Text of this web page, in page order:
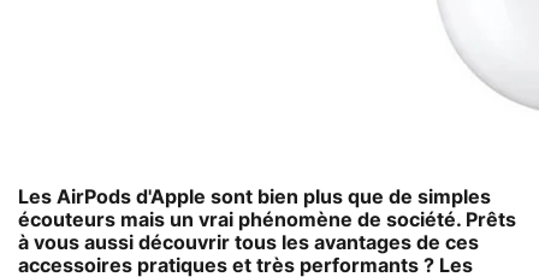
Les AirPods d'Apple sont bien plus que de simples
écouteurs mais un vrai phénomène de société. Prêts
à vous aussi découvrir tous les avantages de ces
accessoires pratiques et très performants ? Les